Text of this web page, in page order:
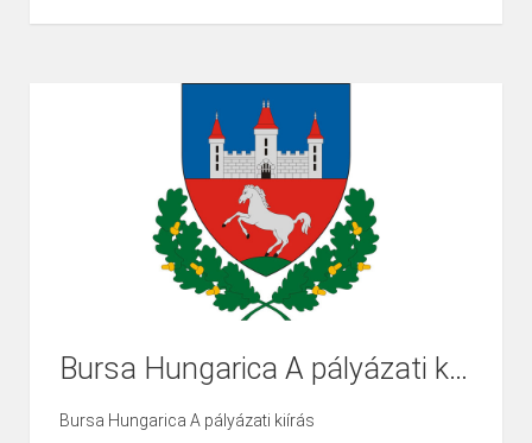
Bursa Hungarica A pályázati kiírás
Bursa Hungarica A pályázati kiírás